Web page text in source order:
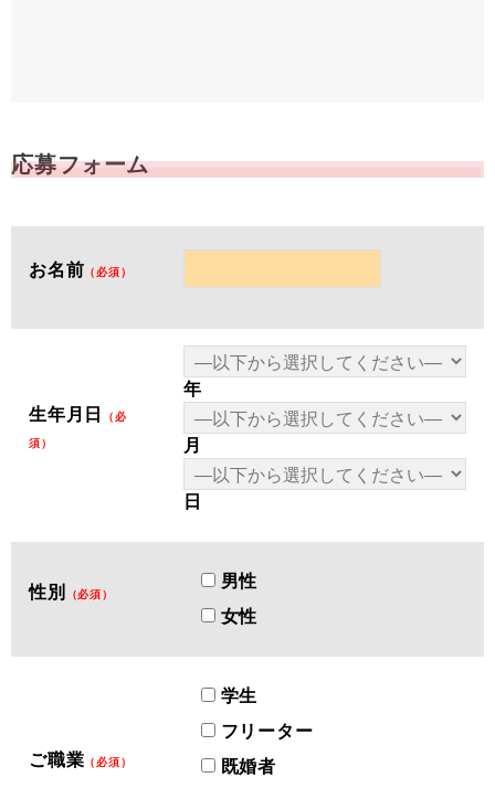
応募フォーム
お名前 （必須）
生年月日 （必
須）
年
月
日
性別 （必須）
男性
女性
ご職業 （必須）
学生
フリーター
既婚者